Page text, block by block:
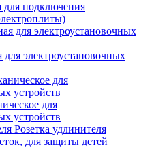
для подключения
для электроустановочных
для
устройств
Розетка удлинителя